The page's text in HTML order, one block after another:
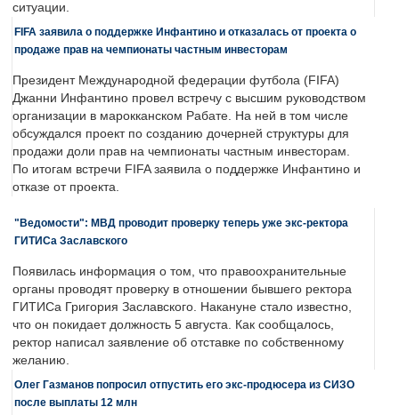
ситуации.
FIFA заявила о поддержке Инфантино и отказалась от проекта о
продаже прав на чемпионаты частным инвесторам
Президент Международной федерации футбола (FIFA)
Джанни Инфантино провел встречу с высшим руководством
организации в марокканском Рабате. На ней в том числе
обсуждался проект по созданию дочерней структуры для
продажи доли прав на чемпионаты частным инвесторам.
По итогам встречи FIFA заявила о поддержке Инфантино и
отказе от проекта.
"Ведомости": МВД проводит проверку теперь уже экс-ректора
ГИТИСа Заславского
Появилась информация о том, что правоохранительные
органы проводят проверку в отношении бывшего ректора
ГИТИСа Григория Заславского. Накануне стало известно,
что он покидает должность 5 августа. Как сообщалось,
ректор написал заявление об отставке по собственному
желанию.
Олег Газманов попросил отпустить его экс-продюсера из СИЗО
после выплаты 12 млн